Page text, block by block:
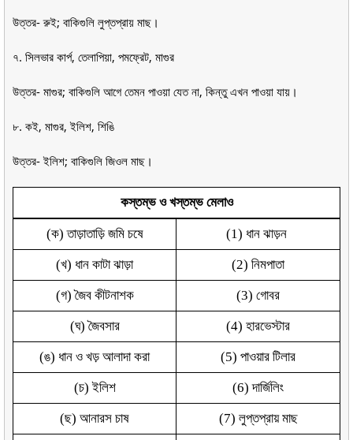
উত্তর- রুই; বাকিগুলি লুপ্তপ্রায় মাছ।
৭. সিলভার কার্প, তেলাপিয়া, পমফ্রেট, মাগুর
উত্তর- মাগুর; বাকিগুলি আগে তেমন পাওয়া যেত না, কিন্তু এখন পাওয়া যায়।
৮. কই, মাগুর, ইলিশ, শিঙি
উত্তর- ইলিশ; বাকিগুলি জিওল মাছ।
কস্তম্ভ ও খস্তম্ভ মেলাও
(ক) তাড়াতাড়ি জমি চষে (1) ধান ঝাড়ন
(খ) ধান কাটা ঝাড়া (2) নিমপাতা
(গ) জৈব কীটনাশক (3) গোবর
(ঘ) জৈবসার (4) হারভেস্টার
(ঙ) ধান ও খড় আলাদা করা (5) পাওয়ার টিলার
(চ) ইলিশ (6) দার্জিলিং
(ছ) আনারস চাষ (7) লুপ্তপ্রায় মাছ